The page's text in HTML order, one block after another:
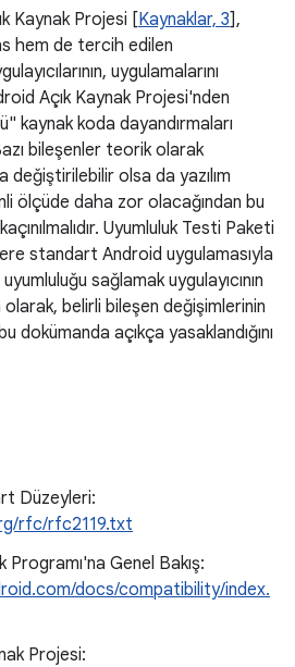
Kaynak Projesi [Kaynaklar, 3],
hem de tercih edilen
uygulamalarını
Açık Kaynak Projesi'nden
kaynak koda dayandırmaları
bileşenler teorik olarak
olsa da yazılım
ölçüde daha zor olacağından bu
Uyumluluk Testi Paketi
standart Android uygulamasıyla
sağlamak uygulayıcının
olarak, belirli bileşen değişimlerinin
dokümanda açıkça yasaklandığını
Düzeyleri:
rfc/rfc2119.txt
Programı'na Genel Bakış:
docs/compatibility/index.
Projesi: